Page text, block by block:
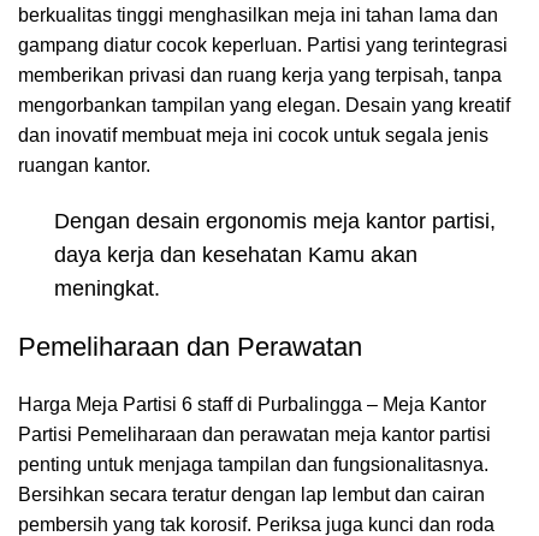
berkualitas tinggi menghasilkan meja ini tahan lama dan
gampang diatur cocok keperluan. Partisi yang terintegrasi
memberikan privasi dan ruang kerja yang terpisah, tanpa
mengorbankan tampilan yang elegan. Desain yang kreatif
dan inovatif membuat meja ini cocok untuk segala jenis
ruangan kantor.
Dengan desain ergonomis meja kantor partisi,
daya kerja dan kesehatan Kamu akan
meningkat.
Pemeliharaan dan Perawatan
Harga Meja Partisi 6 staff di Purbalingga – Meja Kantor
Partisi Pemeliharaan dan perawatan meja kantor partisi
penting untuk menjaga tampilan dan fungsionalitasnya.
Bersihkan secara teratur dengan lap lembut dan cairan
pembersih yang tak korosif. Periksa juga kunci dan roda